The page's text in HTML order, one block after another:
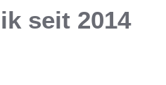
seit 2014